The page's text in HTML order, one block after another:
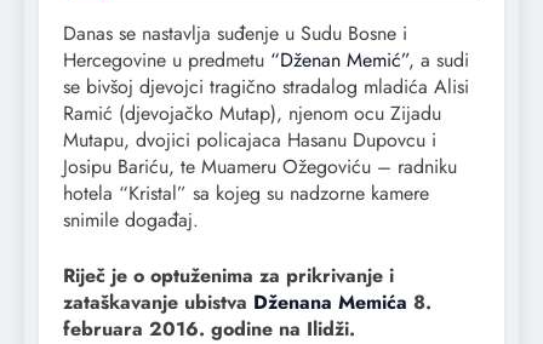
Danas se nastavlja suđenje u Sudu Bosne i
Hercegovine u predmetu “Dženan Memić”, a sudi
se bivšoj djevojci tragično stradalog mladića Alisi
Ramić (djevojačko Mutap), njenom ocu Zijadu
Mutapu, dvojici policajaca Hasanu Dupovcu i
Josipu Bariću, te Muameru Ožegoviću – radniku
hotela “Kristal” sa kojeg su nadzorne kamere
snimile događaj.
Riječ je o optuženima za prikrivanje i
zataškavanje ubistva Dženana Memića 8.
februara 2016. godine na Ilidži.